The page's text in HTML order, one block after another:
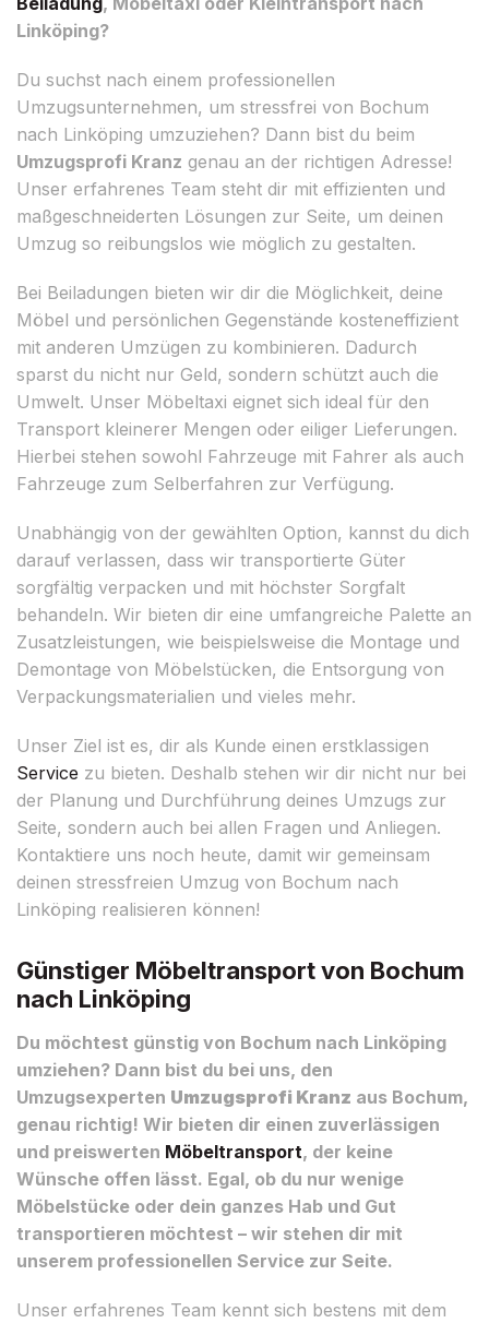
Linköping?
Du suchst nach einem professionellen
Umzugsunternehmen, um stressfrei von Bochum
nach Linköping umzuziehen? Dann bist du beim
Umzugsprofi Kranz genau an der richtigen Adresse!
Unser erfahrenes Team steht dir mit effizienten und
maßgeschneiderten Lösungen zur Seite, um deinen
Umzug so reibungslos wie möglich zu gestalten.
Bei Beiladungen bieten wir dir die Möglichkeit, deine
Möbel und persönlichen Gegenstände kosteneffizient
mit anderen Umzügen zu kombinieren. Dadurch
sparst du nicht nur Geld, sondern schützt auch die
Umwelt. Unser Möbeltaxi eignet sich ideal für den
Transport kleinerer Mengen oder eiliger Lieferungen.
Hierbei stehen sowohl Fahrzeuge mit Fahrer als auch
Fahrzeuge zum Selberfahren zur Verfügung.
Unabhängig von der gewählten Option, kannst du dich
darauf verlassen, dass wir transportierte Güter
sorgfältig verpacken und mit höchster Sorgfalt
behandeln. Wir bieten dir eine umfangreiche Palette an
Zusatzleistungen, wie beispielsweise die Montage und
Demontage von Möbelstücken, die Entsorgung von
Verpackungsmaterialien und vieles mehr.
Unser Ziel ist es, dir als Kunde einen erstklassigen
Service zu bieten. Deshalb stehen wir dir nicht nur bei
der Planung und Durchführung deines Umzugs zur
Seite, sondern auch bei allen Fragen und Anliegen.
Kontaktiere uns noch heute, damit wir gemeinsam
deinen stressfreien Umzug von Bochum nach
Linköping realisieren können!
Günstiger Möbeltransport von Bochum
nach Linköping
Du möchtest günstig von Bochum nach Linköping
umziehen? Dann bist du bei uns, den
Umzugsexperten Umzugsprofi Kranz aus Bochum,
genau richtig! Wir bieten dir einen zuverlässigen
und preiswerten Möbeltransport, der keine
Wünsche offen lässt. Egal, ob du nur wenige
Möbelstücke oder dein ganzes Hab und Gut
transportieren möchtest – wir stehen dir mit
unserem professionellen Service zur Seite.
Unser erfahrenes Team kennt sich bestens mit dem